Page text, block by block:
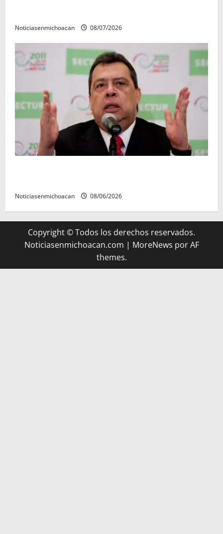
Noticiasenmichoacan 08/07/2026
Noticiasenmichoacan 08/06/2026
Copyright © Todos los derechos reservados.
Noticiasenmichoacan.com | MoreNews por AF
themes.